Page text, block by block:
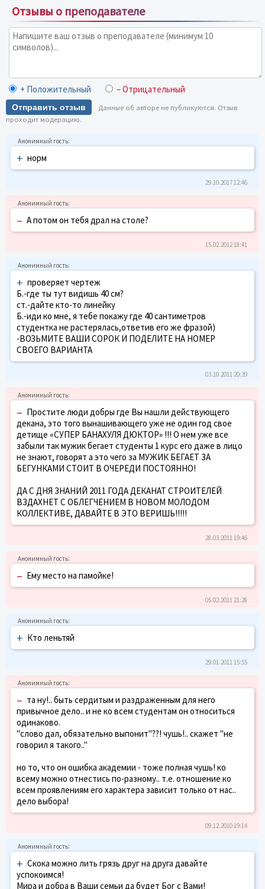
Отзывы о преподавателе
+ Положительный – Отрицательный
Отправить отзыв
Данные об авторе не публикуются. Отзыв
проходит модерацию.
+ норм
29.10.2017 12:46
– А потом он тебя драл на столе?
15.02.2012 18:41
+ проверяет чертеж
Б.-где ты тут видишь 40 см?
ст.-дайте кто-то линейку
Б.-иди ко мне, я тебе покажу где 40 сантиметров
студентка не растерялась,ответив его же фразой)
-ВОЗЬМИТЕ ВАШИ СОРОК И ПОДЕЛИТЕ НА НОМЕР
СВОЕГО ВАРИАНТА
03.10.2011 20:39
– Простите люди добры где Вы нашли действующего
декана, это того вынашивающего уже не один год свое
детище «СУПЕР БАНАХУЛЯ ДЮКТОР» !!! О нем уже все
забыли так мужик бегает студенты 1 курс его даже в лицо
не знают, говорят а это чего за МУЖИК БЕГАЕТ ЗА
БЕГУНКАМИ СТОИТ В ОЧЕРЕДИ ПОСТОЯННО!
ДА С ДНЯ ЗНАНИЙ 2011 ГОДА ДЕКАНАТ СТРОИТЕЛЕЙ
ВЗДАХНЕТ С ОБЛЕГЧЕНИЕМ В НОВОМ МОЛОДОМ
КОЛЛЕКТИВЕ, ДАВАЙТЕ В ЭТО ВЕРИШЬ!!!!!
28.03.2011 19:46
– Ему место на памойке!
05.02.2011 21:28
+ Кто леньтяй
29.01.2011 15:55
– та ну!.. быть сердитым и раздраженным для него
привычное дело.. и не ко всем студентам он относиться
одинаково.
"слово дал, обязательно выпонит"??! чушь!.. скажет "не
говорил я такого.."
но то, что он ошибка академии - тоже полная чушь! ко
всему можно отнестись по-разному.. т.е. отношение ко
всем проявлениям его характера зависит только от нас..
дело выбора!
09.12.2010 19:14
+ Скока можно лить грязь друг на друга давайте
успокоимся!
Мира и добра в Ваши семьи да будет Бог с Вами!